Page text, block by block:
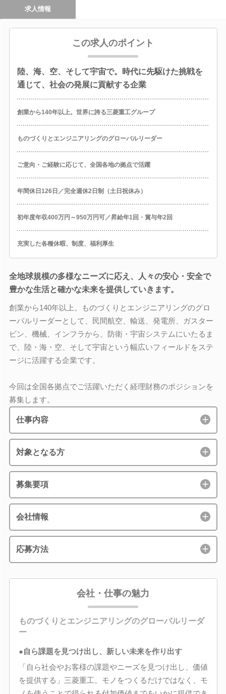
求人情報
この求人のポイント
陸、海、空、そして宇宙で。時代に先駆けた挑戦を
通じて、社会の発展に貢献する企業
創業から140年以上。世界に誇る三菱重工グループ
ものづくりとエンジニアリングのグローバルリーダー
ご意向・ご経験に応じて、全国各地の拠点で活躍
年間休日126日／完全週休2日制（土日祝休み）
初年度年収400万円～950万円可／昇給年1回・賞与年2回
充実した各種休暇、制度、福利厚生
全地球規模の多様なニーズに応え、人々の安心・安全で
豊かな生活と確かな未来を提供していきます。
創業から140年以上。ものづくりとエンジニアリングのグロ
ーバルリーダーとして、民間航空、輸送、発電所、ガスター
ビン、機械、インフラから、防衛・宇宙システムにいたるま
で、陸・海・空、そして宇宙という幅広いフィールドをステ
ージに活躍する企業です。
今回は全国各拠点でご活躍いただく経理財務のポジションを
募集します。
仕事内容
対象となる方
募集要項
会社情報
応募方法
会社・仕事の魅力
ものづくりとエンジニアリングのグローバルリーダ
ー
●自ら課題を見つけ出し、新しい未来を作り出す
「自ら社会やお客様の課題やニーズを見つけ出し、価値
を提供する」三菱重工。モノをつくるだけではなく、モ